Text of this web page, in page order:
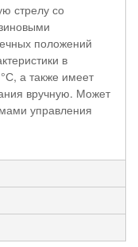
стрелу со
положений
в
а также имеет
вручную. Может
управления